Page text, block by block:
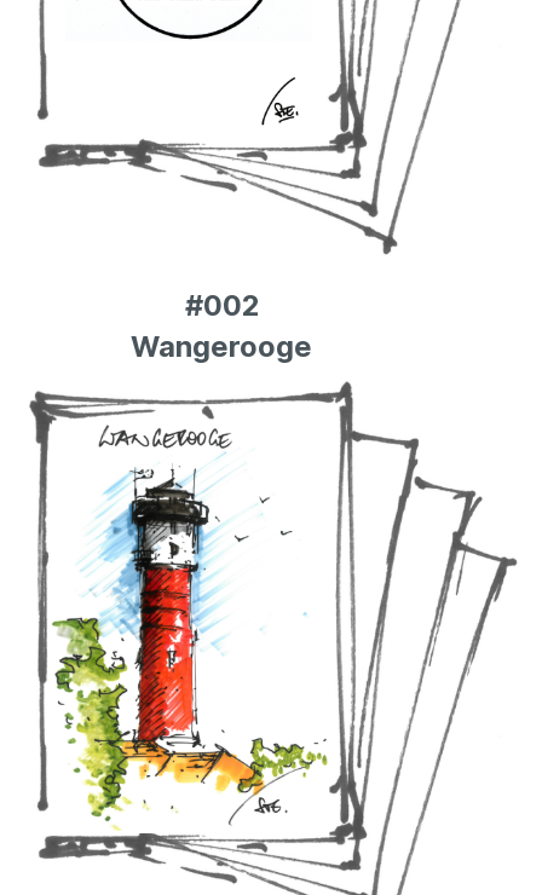
#002
Wangerooge